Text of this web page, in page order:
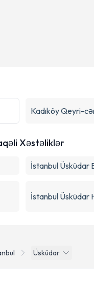
Üsküdar
KadıköyQeyri-
Xəstəliklər
İstanbul Üsküdar
İstanbul Üsküdar